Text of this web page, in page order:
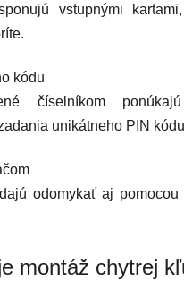
vstupnými
kódu
číselníkom
unikátneho PIN
odomykať aj pomocou
montáž chytrej